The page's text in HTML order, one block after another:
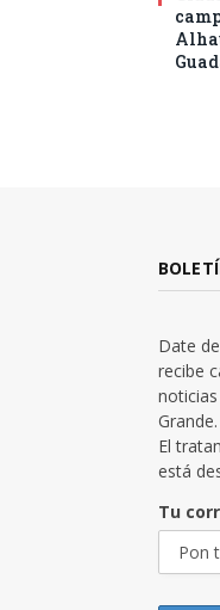
Date
recibe
Grande.
El
está
Tu